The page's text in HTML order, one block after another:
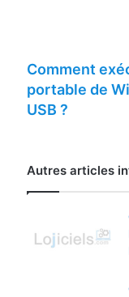
Comment
portable de
USB ?
Autres articles